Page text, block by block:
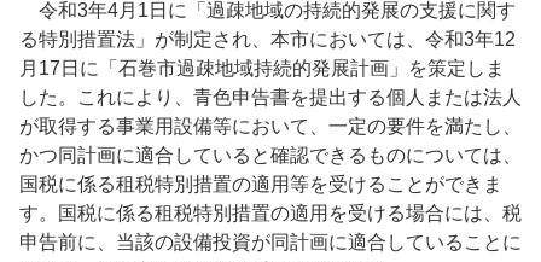
令和3年4月1日に「過疎地域の持続的発展の支援に関す
る特別措置法」が制定され、本市においては、令和3年12
月17日に「石巻市過疎地域持続的発展計画」を策定しま
した。これにより、青色申告書を提出する個人または法人
が取得する事業用設備等において、一定の要件を満たし、
かつ同計画に適合していると確認できるものについては、
国税に係る租税特別措置の適用等を受けることができま
す。国税に係る租税特別措置の適用を受ける場合には、税
申告前に、当該の設備投資が同計画に適合していることに